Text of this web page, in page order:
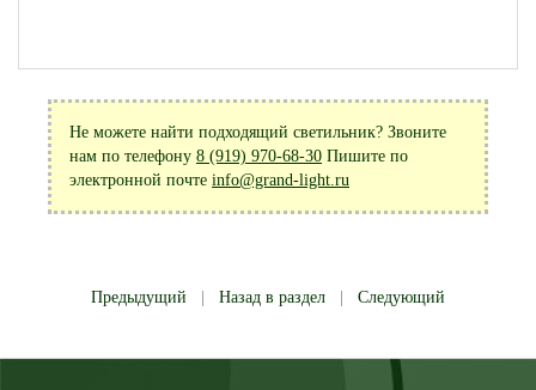
Не можете найти подходящий светильник? Звоните
нам по телефону 8 (919) 970-68-30 Пишите по
электронной почте info@grand-light.ru
Предыдущий Назад в раздел Следующий